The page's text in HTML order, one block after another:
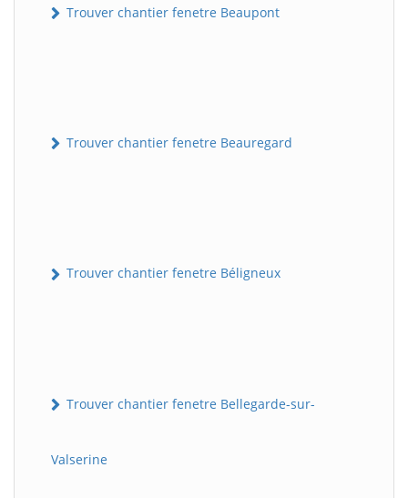
Trouver chantier fenetre Beaupont
Trouver chantier fenetre Beauregard
Trouver chantier fenetre Béligneux
Trouver chantier fenetre Bellegarde-sur-
Valserine